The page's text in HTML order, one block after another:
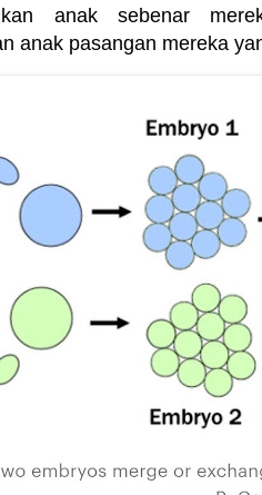
anak sebenar
anak pasangan mereka